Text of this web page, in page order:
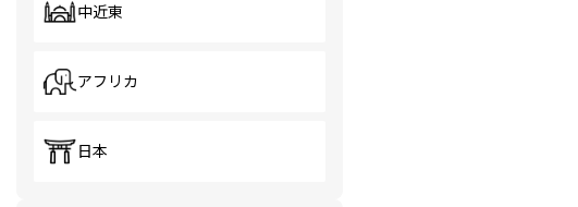
中近東
アフリカ
日本